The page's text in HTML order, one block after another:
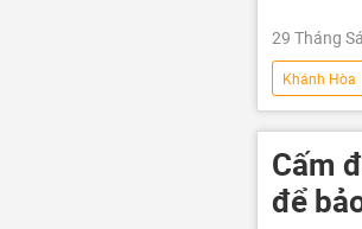
29 Tháng
Khánh Hòa
vi phạm
sai phạm
Cấm
để